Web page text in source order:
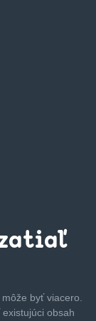
môže byťviacero.
existujúci obsah